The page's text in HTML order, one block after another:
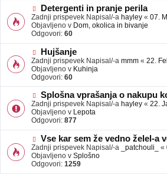
b
a
v
e
N
o
v
e
o
b
a
v
e
Detergenti in pranje perila
Zadnji prispevek Napisal/-a hayley « 07.
Objavljeno v Dom, okolica in bivanje
Odgovori: 60
N
o
v
e
o
b
a
v
e
Hujšanje
Zadnji prispevek Napisal/-a mmm « 22.
Objavljeno v Kuhinja
Odgovori: 60
N
o
v
e
b
a
v
e
Splošna vprašanja o nakupu
Zadnji prispevek Napisal/-a hayley « 22.
Objavljeno v Lepota
Odgovori: 877
N
o
v
e
Vse kar sem že vedno želel-a
Zadnji prispevek Napisal/-a _patchouli_ «
Objavljeno v Splošno
Odgovori: 1259